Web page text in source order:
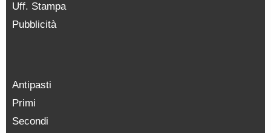
Uff. Stampa
Pubblicità
Antipasti
Primi
Secondi